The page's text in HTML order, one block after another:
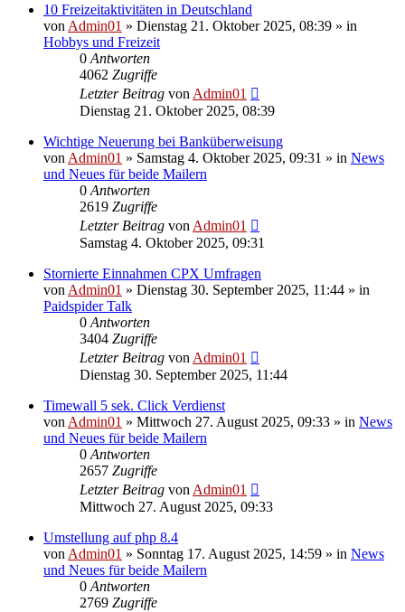
10 Freizeitaktivitäten in Deutschland
von Admin01 » Dienstag 21. Oktober 2025, 08:39 » in
Hobbys und Freizeit
0 Antworten
4062 Zugriffe
Letzter Beitrag von Admin01
Dienstag 21. Oktober 2025, 08:39
Wichtige Neuerung bei Banküberweisung
von Admin01 » Samstag 4. Oktober 2025, 09:31 » in News
und Neues für beide Mailern
0 Antworten
2619 Zugriffe
Letzter Beitrag von Admin01
Samstag 4. Oktober 2025, 09:31
Stornierte Einnahmen CPX Umfragen
von Admin01 » Dienstag 30. September 2025, 11:44 » in
Paidspider Talk
0 Antworten
3404 Zugriffe
Letzter Beitrag von Admin01
Dienstag 30. September 2025, 11:44
Timewall 5 sek. Click Verdienst
von Admin01 » Mittwoch 27. August 2025, 09:33 » in News
und Neues für beide Mailern
0 Antworten
2657 Zugriffe
Letzter Beitrag von Admin01
Mittwoch 27. August 2025, 09:33
Umstellung auf php 8.4
von Admin01 » Sonntag 17. August 2025, 14:59 » in News
und Neues für beide Mailern
0 Antworten
2769 Zugriffe